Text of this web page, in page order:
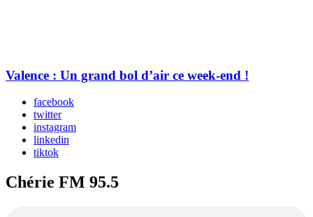
Valence : Un grand bol d’air ce week-end !
facebook
twitter
instagram
linkedin
tiktok
Chérie FM 95.5